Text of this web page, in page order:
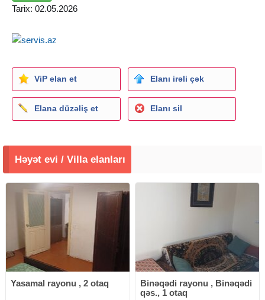
Tarix: 02.05.2026
ViP elan et Elanı irəli çək
Elana düzəliş et Elanı sil
Həyət evi / Villa elanları
Yasamal rayonu , 2 otaq
Binəqədi rayonu , Binəqədi
qəs., 1 otaq